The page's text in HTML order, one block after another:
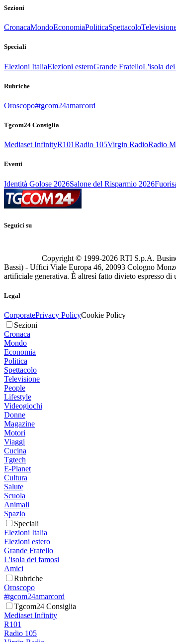
Sezioni
CronacaMondoEconomiaPoliticaSpettacolo
Speciali
Elezioni ItaliaElezioni esteroGrande FratelloL'isola
Rubriche
Oroscopo#tgcom24amarcord
Tgcom24 Consiglia
Mediaset InfinityR101Radio 105Virgin RadioRadio
Eventi
Identità Golose 2026Salone del Risparmio 2026
Seguici su
Copyright © 1999-2026 RTI S.p.A.
Bassi) - Uffici Viale Europa 46, 20093 Cologno
artificiale generativa. È altresì fatto divieto espresso
Legal
CorporatePrivacy PolicyCookie Policy
Sezioni
Cronaca
Mondo
Economia
Politica
Spettacolo
Televisione
People
Lifestyle
Videogiochi
Donne
Magazine
Motori
Viaggi
Cucina
Tgtech
E-Planet
Cultura
Salute
Scuola
Animali
Spazio
Speciali
Elezioni Italia
Elezioni estero
Grande Fratello
L'isola dei famosi
Amici
Rubriche
Oroscopo
#tgcom24amarcord
Tgcom24 Consiglia
Mediaset Infinity
R101
Radio 105